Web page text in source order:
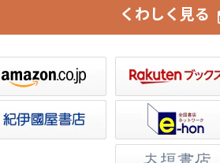
くわしく見る
セブンネット
HonyaClub